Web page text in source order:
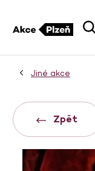
Jiné akce
Zpět